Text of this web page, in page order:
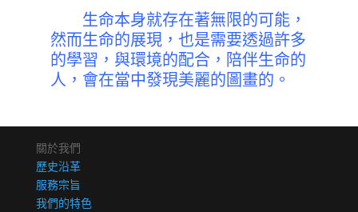
生命本身就存在著無限的可能，
然而生命的展現，也是需要透過許多
的學習，與環境的配合，陪伴生命的
人，會在當中發現美麗的圖畫的。
關於我們
歷史沿革
服務宗旨
我們的特色